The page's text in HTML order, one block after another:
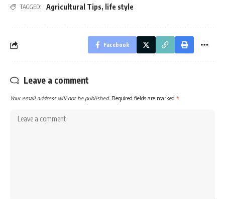
TAGGED: Agricultural Tips, life style
Facebook
Leave a comment
Your email address will not be published. Required fields are marked *